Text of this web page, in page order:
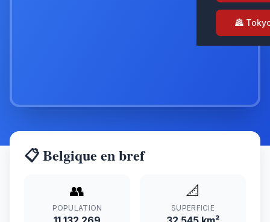
🏯
📋 Belgique en bref
👥
POPULATION
📐
SUPERFICIE